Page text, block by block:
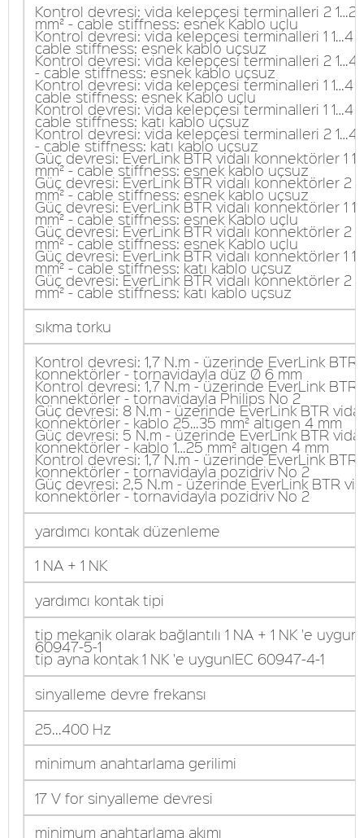
Kontrol devresi: vida kelepçesi terminalleri 2
mm² - cable stiffness: esnek Kablo uçlu
Kontrol devresi: vida kelepçesi terminalleri 1 1…4
cable stiffness: esnek kablo uçsuz
Kontrol devresi: vida kelepçesi terminalleri 2 1…4
- cable stiffness: esnek kablo uçsuz
Kontrol devresi: vida kelepçesi terminalleri 1 1…4
cable stiffness: esnek Kablo uçlu
Kontrol devresi: vida kelepçesi terminalleri 1 1…4
cable stiffness: katı kablo uçsuz
Kontrol devresi: vida kelepçesi terminalleri 2 1…4
- cable stiffness: katı kablo uçsuz
Güç devresi: EverLink BTR vidalı konnektörler 1
mm² - cable stiffness: esnek kablo uçsuz
Güç devresi: EverLink BTR vidalı konnektörler 2
mm² - cable stiffness: esnek kablo uçsuz
Güç devresi: EverLink BTR vidalı konnektörler 1
mm² - cable stiffness: esnek Kablo uçlu
Güç devresi: EverLink BTR vidalı konnektörler 2
mm² - cable stiffness: esnek Kablo uçlu
Güç devresi: EverLink BTR vidalı konnektörler 1
mm² - cable stiffness: katı kablo uçsuz
Güç devresi: EverLink BTR vidalı konnektörler 2
mm² - cable stiffness: katı kablo uçsuz
sıkma torku
Kontrol devresi: 1,7 N.m - üzerinde EverLink BTR
konnektörler - tornavidayla düz Ø 6 mm
Kontrol devresi: 1,7 N.m - üzerinde EverLink BTR
konnektörler - tornavidayla Philips No 2
Güç devresi: 8 N.m - üzerinde EverLink BTR
konnektörler - kablo 25…35 mm² altıgen 4 mm
Güç devresi: 5 N.m - üzerinde EverLink BTR
konnektörler - kablo 1…25 mm² altıgen 4 mm
Kontrol devresi: 1,7 N.m - üzerinde EverLink BTR
konnektörler - tornavidayla pozidriv No 2
Güç devresi: 2,5 N.m - üzerinde EverLink BTR
konnektörler - tornavidayla pozidriv No 2
yardımcı kontak düzenleme
1 NA + 1 NK
yardımcı kontak tipi
tip mekanik olarak bağlantılı 1 NA + 1 NK 'e
60947-5-1
tip ayna kontak 1 NK 'e uygunIEC 60947-4-1
sinyalleme devre frekansı
25...400 Hz
minimum anahtarlama gerilimi
17 V for sinyalleme devresi
minimum anahtarlama akımı